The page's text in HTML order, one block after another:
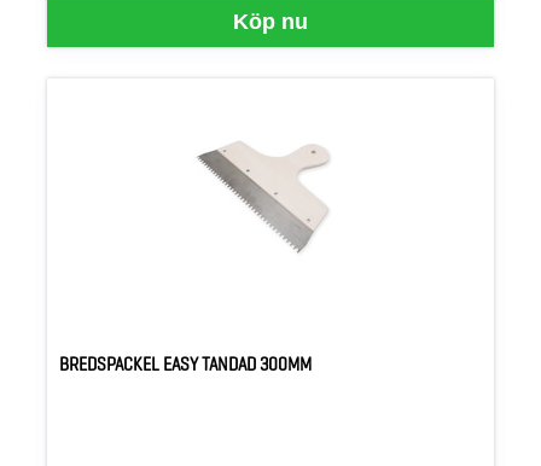
Köp nu
BREDSPACKEL EASY TANDAD 300MM